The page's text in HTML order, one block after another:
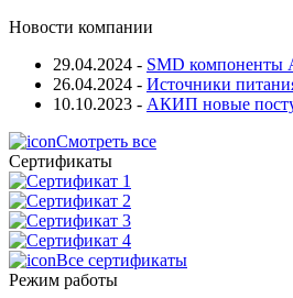
Новости компании
29.04.2024 - SMD компоненты
26.04.2024 - Источники
10.10.2023 - АКИП новые
Смотреть все
Сертификаты
Все сертификаты
Режим работы